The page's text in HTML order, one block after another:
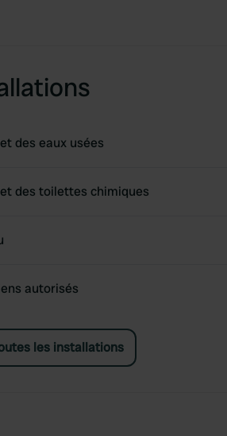
des eaux usées
des toilettes chimiques
autorisés
les installations